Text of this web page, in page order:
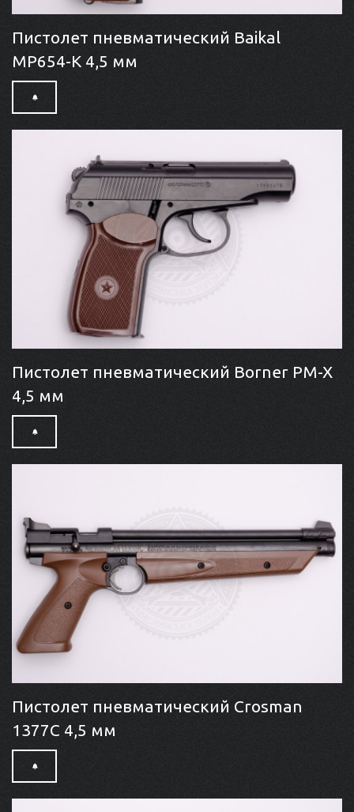
Пистолет пневматический Baikal
МР654-K 4,5 мм
Пистолет пневматический Borner PM-X
4,5 мм
Пистолет пневматический Crosman
1377C 4,5 мм